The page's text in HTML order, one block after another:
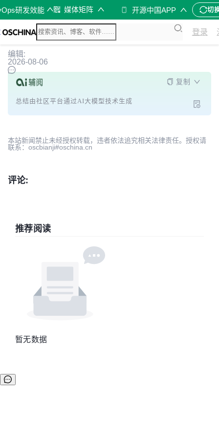
研发效能 媒体矩阵 开源中国APP 切
登录
编辑:
2026-08-06
复制
总结由社区平台通过AI大模型技术生成
本站新闻禁止未经授权转载，违者依法追究相关法律责任。授权请
联系：oscbianji#oschina.cn
评论:
推荐阅读
暂无数据